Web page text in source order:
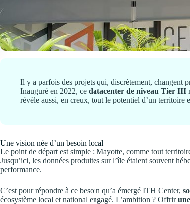
Il y a parfois des projets qui, discrètement, changent
Inauguré en 2022, cedatacenter de niveau Tier III
révèle aussi, en creux, tout le potentiel d’un territoire
Une vision née d’un besoin local
Le point de départ est simple : Mayotte, comme tout
Jusqu’ici, les données produites sur l’île étaient souvent
performance.
C’est pour répondre à ce besoin qu’a émergé ITH Center,
écosystème local et national engagé. L’ambition ? Offrir